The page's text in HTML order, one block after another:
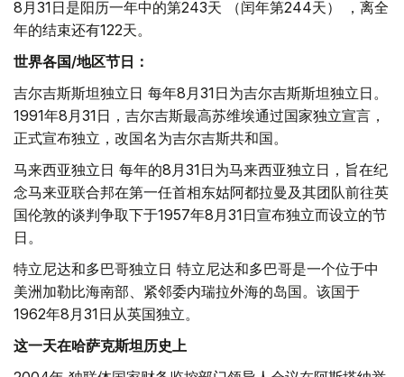
8月31日是阳历一年中的第243天 （闰年第244天） ，离全
年的结束还有122天。
世界各国/地区节日：
吉尔吉斯斯坦独立日 每年8月31日为吉尔吉斯斯坦独立日。
1991年8月31日，吉尔吉斯最高苏维埃通过国家独立宣言，
正式宣布独立，改国名为吉尔吉斯共和国。
马来西亚独立日 每年的8月31日为马来西亚独立日，旨在纪
念马来亚联合邦在第一任首相东姑阿都拉曼及其团队前往英
国伦敦的谈判争取下于1957年8月31日宣布独立而设立的节
日。
特立尼达和多巴哥独立日 特立尼达和多巴哥是一个位于中
美洲加勒比海南部、紧邻委内瑞拉外海的岛国。该国于
1962年8月31日从英国独立。
这一天在哈萨克斯坦历史上